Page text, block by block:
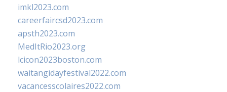
imkl2023.com
careerfaircsd2023.com
apsth2023.com
MedItRio2023.org
lcicon2023boston.com
waitangidayfestival2022.com
vacancesscolaires2022.com